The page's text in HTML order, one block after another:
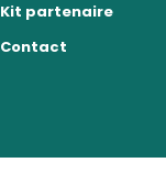
Kit partenaire
Contact